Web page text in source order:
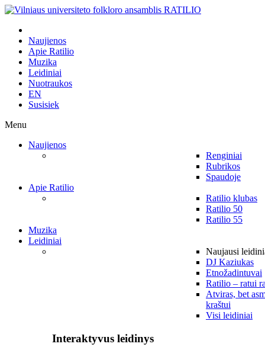
Naujienos
Apie Ratilio
Muzika
Leidiniai
Nuotraukos
EN
Susisiek
Menu
Naujienos
Renginiai
Rubrikos
Spaudoje
Apie Ratilio
Ratilio klubas
Ratilio 50
Ratilio 55
Muzika
Leidiniai
Naujausi
DJ Kaziukas
Etnožadintuvai
Ratilio – ratui
Atviras, bet
kraštui
Visi leidiniai
Interaktyvus leidinys